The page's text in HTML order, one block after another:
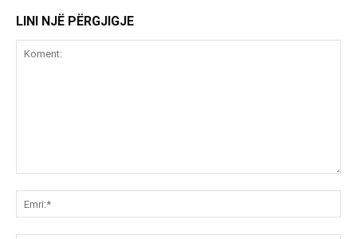
LINI NJË PËRGJIGJE